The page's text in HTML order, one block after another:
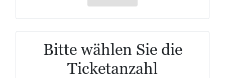
Bitte wählen Sie die
Ticketanzahl